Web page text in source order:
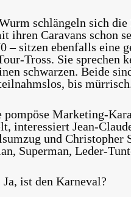
schlängeln sich die
ihren Caravans schon
– sitzen ebenfalls eine
Tross. Sie sprechen
schwarzen. Beide
bis
pompöse Marketing-
interessiert Jean-
und Christopher
Superman, Leder-
Ja, ist den Karneval?